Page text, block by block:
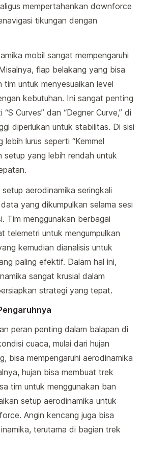
mempertahankan downforce
tikungan dengan
mobil sangat mempengaruhi
flap belakang yang bisa
tim untuk menyesuaikan level
kebutuhan. Ini sangat penting
Curves” dan “Degner Curve,” di
diperlukan untuk stabilitas. Di sisi
lurus seperti “Kemmel
setup yang lebih rendah untuk
aerodinamika seringkali
yang dikumpulkan selama sesi
Tim menggunakan berbagai
telemetri untuk mengumpulkan
kemudian dianalisis untuk
paling efektif. Dalam hal ini,
sangat krusial dalam
strategi yang tepat.
peran penting dalam balapan di
cuaca, mulai dari hujan
bisa mempengaruhi aerodinamika
hujan bisa membuat trek
tim untuk menggunakan ban
setup aerodinamika untuk
Angin kencang juga bisa
terutama di bagian trek